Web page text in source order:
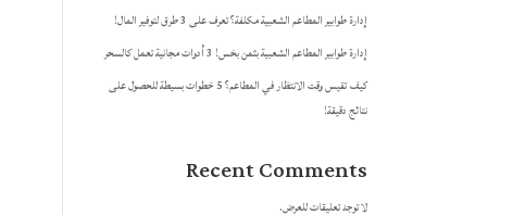
إدارة طوابير المطاعم الشعبية مكلفة؟ تعرف على 3 طرق لتوفير المال!
إدارة طوابير المطاعم الشعبية بثمن بخس! 3 أدوات مجانية تعمل كالسحر
كيف تقيس وقت الانتظار في المطاعم؟ 5 خطوات بسيطة للحصول على
نتائج دقيقة!
Recent Comments
لا توجد تعليقات للعرض.